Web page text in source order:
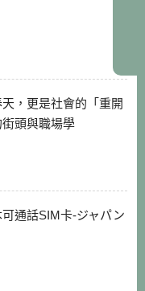
，更是社會的「重開
頭與職場學
通話SIM卡-ジャパン